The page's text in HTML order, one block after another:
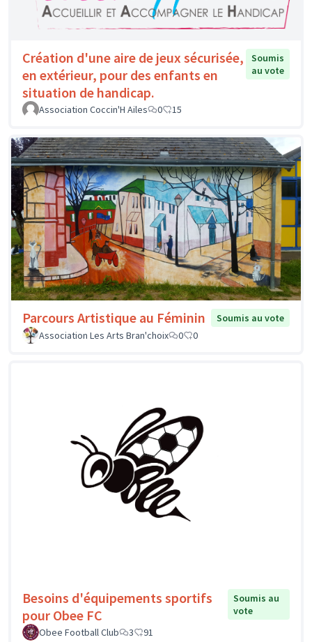
Création d'une aire de jeux sécurisée,
en extérieur, pour des enfants en
situation de handicap.
Soumis
au vote
Association Coccin'H Ailes 0 15
Parcours Artistique au Féminin
Soumis au vote
Association Les Arts Bran'choix
0 0
Besoins d'équipements sportifs
pour Obee FC
Soumis au
vote
Obee Football Club
3 91